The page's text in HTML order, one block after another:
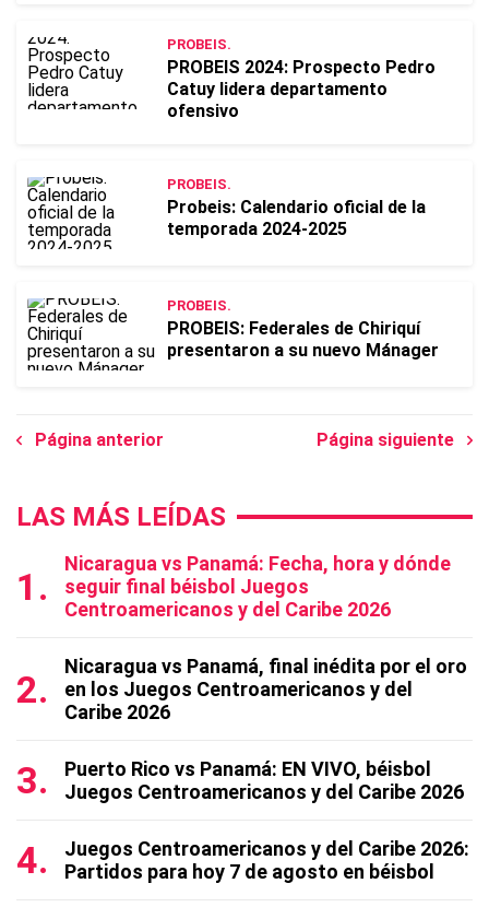
PROBEIS.
PROBEIS 2024: Prospecto Pedro
Catuy lidera departamento
ofensivo
PROBEIS.
Probeis: Calendario oficial de la
temporada 2024-2025
PROBEIS.
PROBEIS: Federales de Chiriquí
presentaron a su nuevo Mánager
Página anterior Página siguiente
LAS MÁS LEÍDAS
Nicaragua vs Panamá: Fecha, hora y dónde
seguir final béisbol Juegos
Centroamericanos y del Caribe 2026
Nicaragua vs Panamá, final inédita por el oro
en los Juegos Centroamericanos y del
Caribe 2026
Puerto Rico vs Panamá: EN VIVO, béisbol
Juegos Centroamericanos y del Caribe 2026
Juegos Centroamericanos y del Caribe 2026:
Partidos para hoy 7 de agosto en béisbol